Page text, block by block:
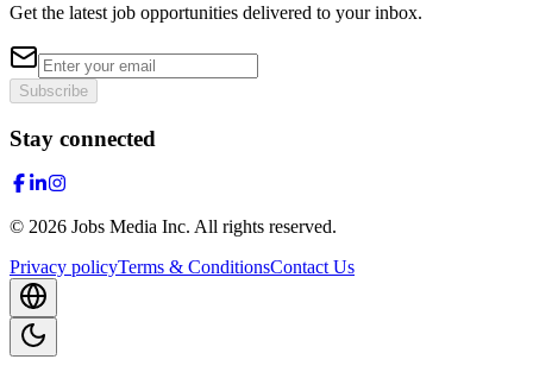
Get the latest job opportunities delivered to your inbox.
Subscribe
Stay connected
© 2026 Jobs Media Inc. All rights reserved.
Privacy policyTerms & ConditionsContact Us